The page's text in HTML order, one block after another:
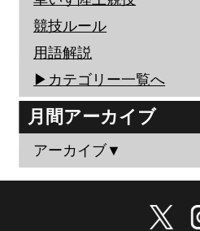
競技ルール
用語解説
▶︎カテゴリー一覧へ
月間アーカイブ
アーカイブ▼